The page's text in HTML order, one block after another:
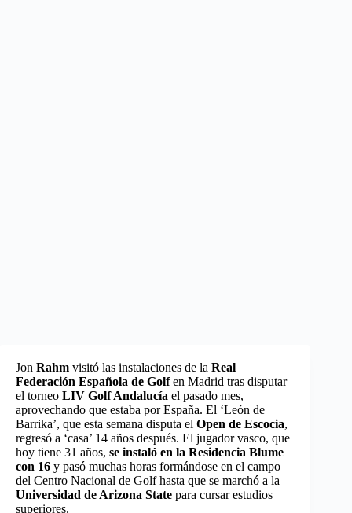
Jon Rahm visitó las instalaciones de la Real
Federación Española de Golfen Madrid tras disputar
el torneo LIV Golf Andalucía el pasado mes,
aprovechando que estaba por España. El ‘León de
Barrika’, que esta semana disputa el Open de Escocia,
regresó a ‘casa’ 14 años después. El jugador vasco, que
hoy tiene 31 años, se instaló en la Residencia Blume
con 16 y pasó muchas horas formándose en el campo
del Centro Nacional de Golf hasta que se marchó a la
Universidad de Arizona State para cursar estudios
superiores.